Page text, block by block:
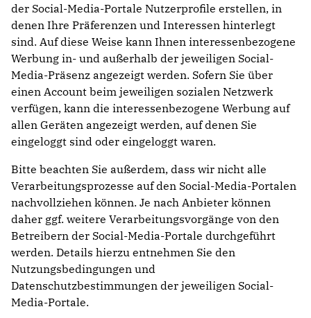
der Social-Media-Portale Nutzerprofile erstellen, in
denen Ihre Präferenzen und Interessen hinterlegt
sind. Auf diese Weise kann Ihnen interessenbezogene
Werbung in- und außerhalb der jeweiligen Social-
Media-Präsenz angezeigt werden. Sofern Sie über
einen Account beim jeweiligen sozialen Netzwerk
verfügen, kann die interessenbezogene Werbung auf
allen Geräten angezeigt werden, auf denen Sie
eingeloggt sind oder eingeloggt waren.
Bitte beachten Sie außerdem, dass wir nicht alle
Verarbeitungsprozesse auf den Social-Media-Portalen
nachvollziehen können. Je nach Anbieter können
daher ggf. weitere Verarbeitungsvorgänge von den
Betreibern der Social-Media-Portale durchgeführt
werden. Details hierzu entnehmen Sie den
Nutzungsbedingungen und
Datenschutzbestimmungen der jeweiligen Social-
Media-Portale.